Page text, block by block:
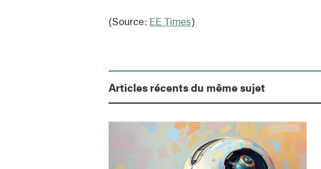
(Source: EE Times)
Articles récents du même sujet